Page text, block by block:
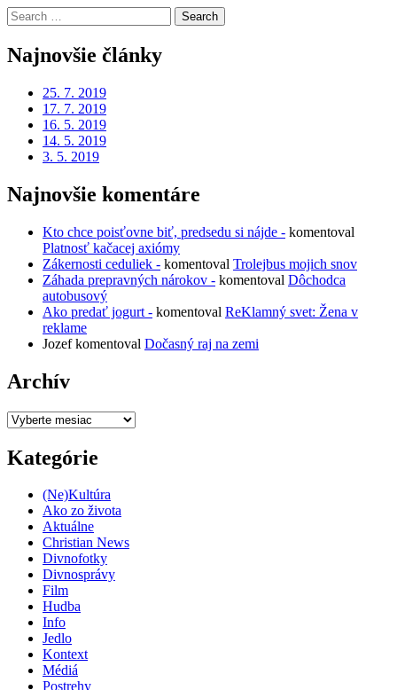
Search
for:
Najnovšie články
25. 7. 2019
17. 7. 2019
16. 5. 2019
14. 5. 2019
3. 5. 2019
Najnovšie komentáre
Kto chce poisťovne biť, predsedu si nájde - komentoval
Platnosť kačacej axiómy
Zákernosti ceduliek - komentoval Trolejbus mojich snov
Záhada prepravných nárokov - komentoval Dôchodca
autobusový
Ako predať jogurt - komentoval ReKlamný svet: Žena v
reklame
Jozefkomentoval Dočasný raj na zemi
Archív
Archív
Kategórie
(Ne)Kultúra
Ako zo života
Aktuálne
Christian News
Divnofotky
Divnosprávy
Film
Hudba
Info
Jedlo
Kontext
Médiá
Postrehy